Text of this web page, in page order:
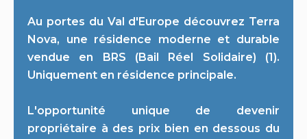
Au portes du Val d'Europe découvrez Terra
Nova, une résidence moderne et durable
vendue en BRS (Bail Réel Solidaire) (1).
Uniquement en résidence principale.
L'opportunité unique de devenir
propriétaire à des prix bien en dessous du